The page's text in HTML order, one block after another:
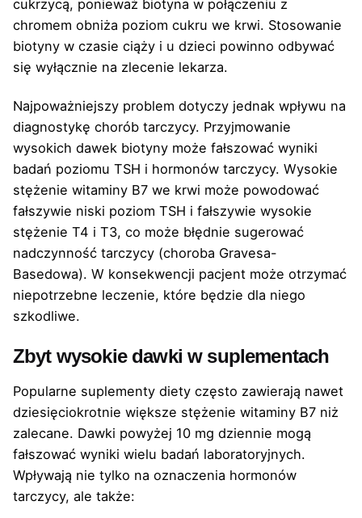
cukrzycą, ponieważ biotyna w połączeniu z
chromem obniża poziom cukru we krwi. Stosowanie
biotyny w czasie ciąży i u dzieci powinno odbywać
się wyłącznie na zlecenie lekarza.
Najpoważniejszy problem dotyczy jednak wpływu na
diagnostykę chorób tarczycy. Przyjmowanie
wysokich dawek biotyny może fałszować wyniki
badań poziomu TSH i hormonów tarczycy. Wysokie
stężenie witaminy B7 we krwi może powodować
fałszywie niski poziom TSH i fałszywie wysokie
stężenie T4 i T3, co może błędnie sugerować
nadczynność tarczycy (choroba Gravesa-
Basedowa). W konsekwencji pacjent może otrzymać
niepotrzebne leczenie, które będzie dla niego
szkodliwe.
Zbyt wysokie dawki w suplementach
Popularne suplementy diety często zawierają nawet
dziesięciokrotnie większe stężenie witaminy B7 niż
zalecane. Dawki powyżej 10 mg dziennie mogą
fałszować wyniki wielu badań laboratoryjnych.
Wpływają nie tylko na oznaczenia hormonów
tarczycy, ale także: